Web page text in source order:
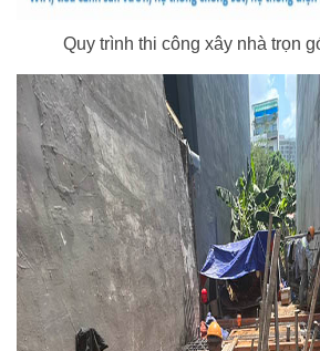
Quy trình thi công xây nhà trọn